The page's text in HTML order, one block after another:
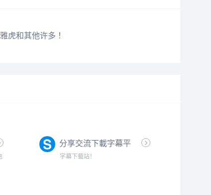
虎和其他许多 ！
分享交流下載字幕平
台 - SubHD
字幕下载站！